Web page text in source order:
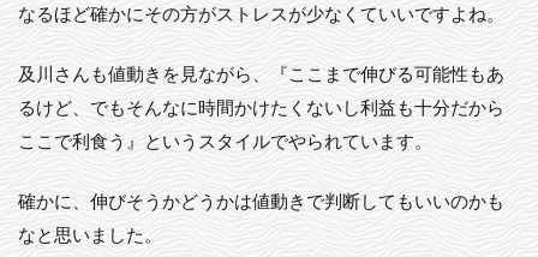
なるほど確かにその方がストレスが少なくていいですよね。
及川さんも値動きを見ながら、『ここまで伸びる可能性もあ
るけど、でもそんなに時間かけたくないし利益も十分だから
ここで利食う』というスタイルでやられています。
確かに、伸びそうかどうかは値動きで判断してもいいのかも
なと思いました。